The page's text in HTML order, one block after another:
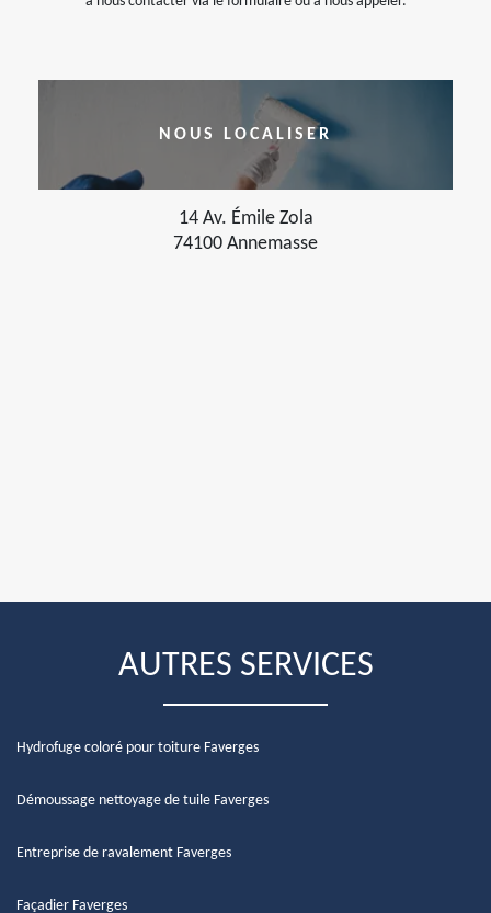
NOUS LOCALISER
14 Av. Émile Zola
74100 Annemasse
AUTRES SERVICES
Hydrofuge coloré pour toiture Faverges
Démoussage nettoyage de tuile Faverges
Entreprise de ravalement Faverges
Façadier Faverges